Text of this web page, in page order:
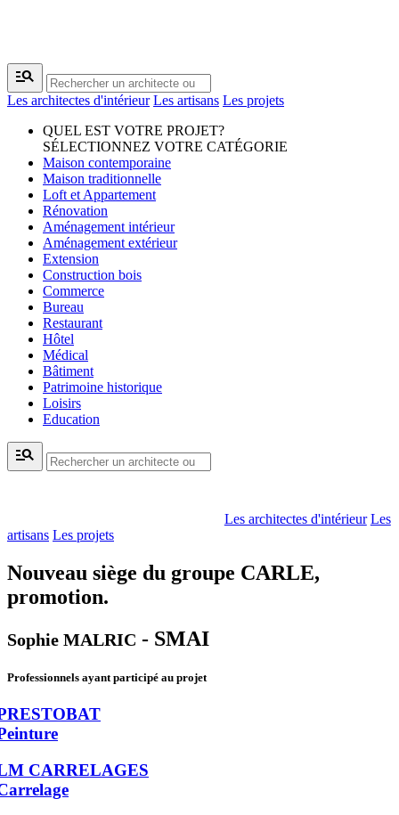
manage_search
Les architectes d'intérieur Les artisans Les projets
QUEL EST VOTRE PROJET?
SÉLECTIONNEZ VOTRE CATÉGORIE
Maison contemporaine
Maison traditionnelle
Loft et Appartement
Rénovation
Aménagement intérieur
Aménagement extérieur
Extension
Construction bois
Commerce
Bureau
Restaurant
Hôtel
Médical
Bâtiment
Patrimoine historique
Loisirs
Education
manage_search
Les architectes d'intérieur Les
artisans Les projets
Nouveau siège du groupe CARLE,
promotion.
Sophie MALRIC - SMAI
Professionnels ayant participé au projet
CARRELAGES